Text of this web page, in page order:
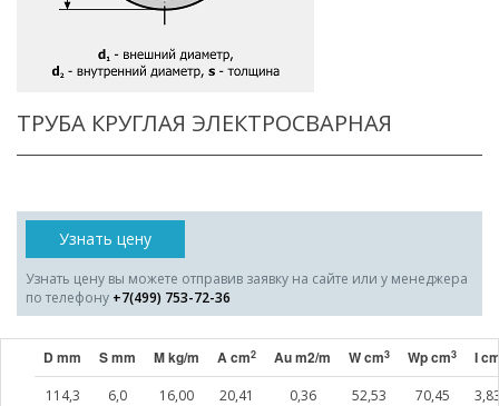
ТРУБА КРУГЛАЯ ЭЛЕКТРОСВАРНАЯ
Узнать цену
Узнать цену вы можете отправив заявку на сайте или у менеджера
по телефону +7(499) 753-72-36
D mm S mm M kg/m A cm2 Au m2/m W cm3 Wp cm3 I
114,3 6,0 16,00 20,41 0,36 52,53 70,45